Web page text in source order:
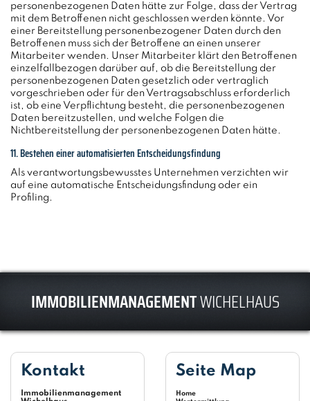
personenbezogenen Daten hätte zur Folge, dass der Vertrag
mit dem Betroffenen nicht geschlossen werden könnte. Vor
einer Bereitstellung personenbezogener Daten durch den
Betroffenen muss sich der Betroffene an einen unserer
Mitarbeiter wenden. Unser Mitarbeiter klärt den Betroffenen
einzelfallbezogen darüber auf, ob die Bereitstellung der
personenbezogenen Daten gesetzlich oder vertraglich
vorgeschrieben oder für den Vertragsabschluss erforderlich
ist, ob eine Verpflichtung besteht, die personenbezogenen
Daten bereitzustellen, und welche Folgen die
Nichtbereitstellung der personenbezogenen Daten hätte.
11. Bestehen einer automatisierten Entscheidungsfindung
Als verantwortungsbewusstes Unternehmen verzichten wir
auf eine automatische Entscheidungsfindung oder ein
Profiling.
IMMOBILIENMANAGEMENTWICHELHAUS
Kontakt
Immobilienmanagement
Seite Map
Home